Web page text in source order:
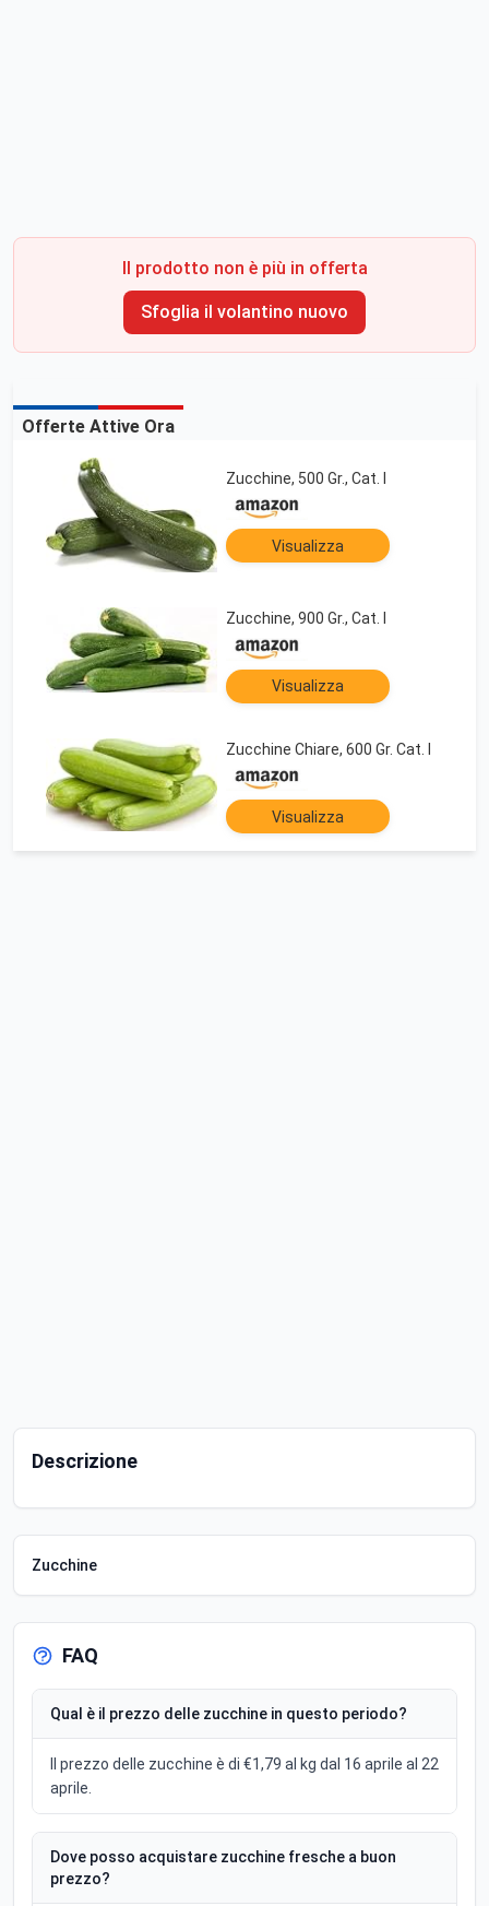
Il prodotto non è più in offerta
Sfoglia il volantino nuovo
Offerte Attive Ora
Zucchine, 500 Gr., Cat. I
Visualizza
Zucchine, 900 Gr., Cat. I
Visualizza
Zucchine Chiare, 600 Gr. Cat. I
Visualizza
Descrizione
Zucchine
FAQ
Qual è il prezzo delle zucchine in questo periodo?
Il prezzo delle zucchine è di €1,79 al kg dal 16 aprile al 22
aprile.
Dove posso acquistare zucchine fresche a buon
prezzo?